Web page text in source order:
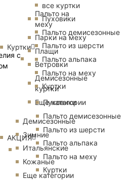
с
Пальто на
меху
Парки на меху
Плащи
Ветровки
Демисезонные
куртки
Еще категории
Демисезонные
Зимние
Итальянские
Кожаные
Еще категории
Куртки
все куртки
Пуховики
Пальто демисезонные
Пальто из шерсти
Пальто альпака
Пальто на меху
Куртки
АКЦИЯ
Пуховики
Пальто демисезонные
Пальто из шерсти
Пальто альпака
Пальто на меху
Куртки